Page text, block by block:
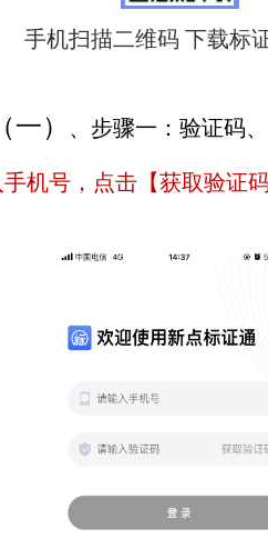
手机扫描二维码 下载标
（一） 、步骤一：验证码
机号，点击【获取验证